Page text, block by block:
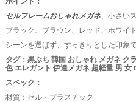
セルフレームおしゃれメガネ、小さい
ブラック、ブラウン、レッド、ホワイ
シーンを選ばず、すっきりとした印象で
タグ：黒ぶち 韓国 おしゃれ メガネ ク
色 エレガント 伊達メガネ 超軽量 男 女
スペック：
材質：セル・プラスチック